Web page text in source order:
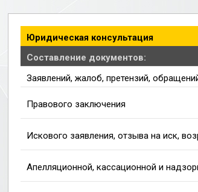
Юридическая консультация
Составление документов:
Заявлений, жалоб, претензий,
Правового заключения
Искового заявления, отзыва на иск,
Апелляционной, кассационной и